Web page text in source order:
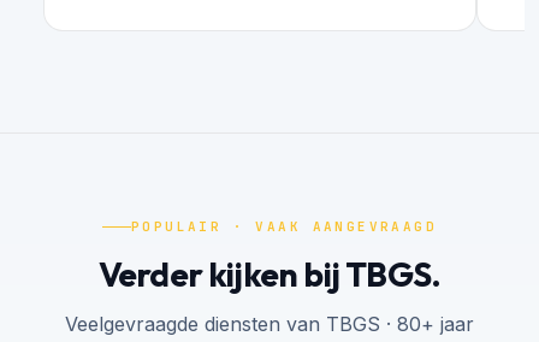
POPULAIR · VAAK AANGEVRAAGD
Verder kijken bij TBGS.
Veelgevraagde diensten van TBGS · 80+ jaar